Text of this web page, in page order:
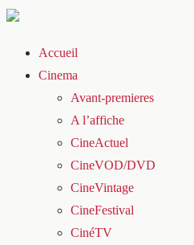
Accueil
Cinema
Avant-premieres
A l’affiche
CineActuel
CineVOD/DVD
CineVintage
CineFestival
CinéTV